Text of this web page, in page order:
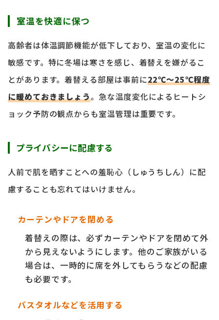
室温を快適に保つ
高齢者は体温調節機能が低下しており、室温の変化に
敏感です。特に冬場は寒さを感じ、着替えを嫌がるこ
とがあります。着替える部屋は事前に22℃～25℃程度
に暖めておきましょう。急な温度変化によるヒートシ
ョック予防の観点からも室温管理は重要です。
プライバシーに配慮する
人前で肌を晒すことへの羞恥心（しゅうちしん）に配
慮することも忘れてはいけません。
カーテンやドアを閉める
着替えの際は、必ずカーテンやドアを閉めて外
から見えないようにします。他のご家族がいる
場合は、一時的に席を外してもらうなどの配慮
も必要です。
バスタオルなどを活用する